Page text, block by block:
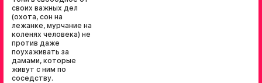
своих важных дел
(охота, сон на
лежанке, мурчание на
коленях человека) не
против даже
поухаживать за
дамами, которые
живут с ним по
соседству.